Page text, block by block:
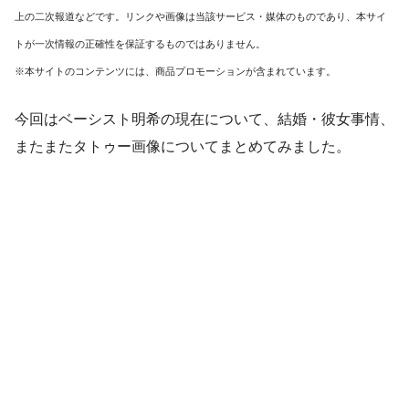
上の二次報道などです。リンクや画像は当該サービス・媒体のものであり、本サイ
トが一次情報の正確性を保証するものではありません。
※本サイトのコンテンツには、商品プロモーションが含まれています。
今回はベーシスト明希の現在について、結婚・彼女事情、
またまたタトゥー画像についてまとめてみました。